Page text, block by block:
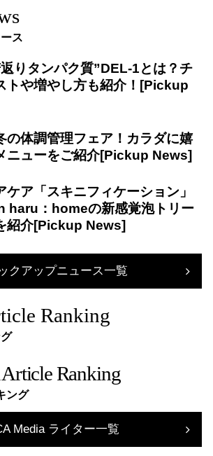
ス
りタンパク質”DEL-1とは？チ
トや増やし方も紹介！
の体調管理フェア！カラダに嬉
ニューをご紹介
ケア「スキニフィケーション」
haru：homeの新感覚泡トリー
紹介
クアップニュース一覧
Ranking
Ranking
ング
Media ライター一覧